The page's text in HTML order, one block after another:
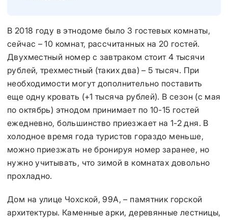
В 2018 году в этнодоме было 3 гостевых комнаты,
сейчас – 10 комнат, рассчитанных на 20 гостей.
Двухместный номер с завтраком стоит 4 тысячи
рублей, трехместный (таких два) – 5 тысяч. При
необходимости могут дополнительно поставить
еще одну кровать (+1 тысяча рублей). В сезон (с мая
по октябрь) этнодом принимает по 10-15 гостей
ежедневно, большинство приезжает на 1-2 дня. В
холодное время года туристов гораздо меньше,
можно приезжать не бронируя номер заранее, но
нужно учитывать, что зимой в комнатах довольно
прохладно.
Дом на улице Чохской, 99А, – памятник горской
архитектуры. Каменные арки, деревянные лестницы,